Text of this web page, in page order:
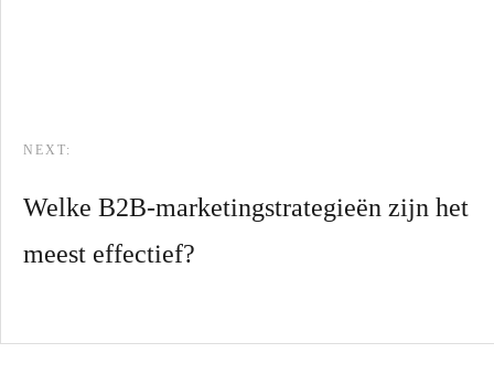
NEXT:
Welke B2B-marketingstrategieën zijn het
meest effectief?